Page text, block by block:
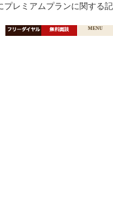
無料面談 MENU
プレミアムプランに関する記